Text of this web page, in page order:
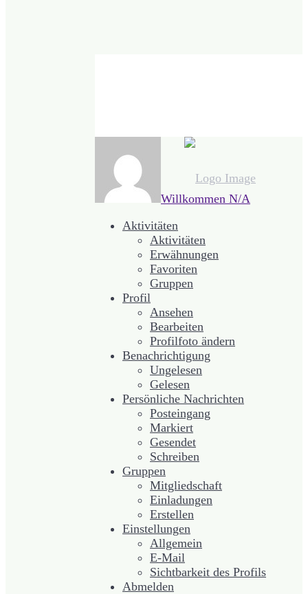
Willkommen N/A
Aktivitäten
Aktivitäten
Erwähnungen
Favoriten
Gruppen
Profil
Ansehen
Bearbeiten
Profilfoto ändern
Benachrichtigung
Ungelesen
Gelesen
Persönliche Nachrichten
Posteingang
Markiert
Gesendet
Schreiben
Gruppen
Mitgliedschaft
Einladungen
Erstellen
Einstellungen
Allgemein
E-Mail
Sichtbarkeit des Profils
Abmelden